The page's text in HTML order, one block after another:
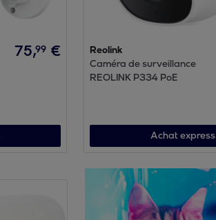
75,99 €
Reolink
Caméra de surveillance
REOLINK P334 PoE
Achat express